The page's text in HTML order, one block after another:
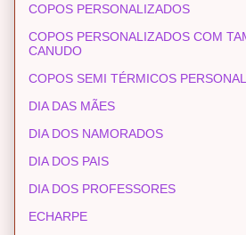
COPOS PERSONALIZADOS
COPOS PERSONALIZADOS COM
CANUDO
COPOS SEMI TÉRMICOS
DIA DAS MÃES
DIA DOS NAMORADOS
DIA DOS PAIS
DIA DOS PROFESSORES
ECHARPE